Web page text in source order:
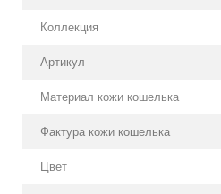
Коллекция
Артикул
Материал кожи кошелька
Фактура кожи кошелька
Цвет